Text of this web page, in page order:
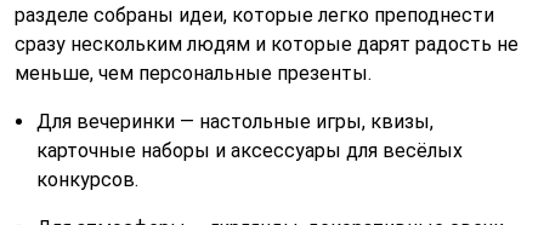
разделе собраны идеи, которые легко преподнести
сразу нескольким людям и которые дарят радость не
меньше, чем персональные презенты.
Для вечеринки — настольные игры, квизы,
карточные наборы и аксессуары для весёлых
конкурсов.